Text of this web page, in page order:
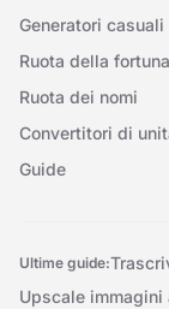
Generatori casuali
Ruota della fortuna
Ruota dei nomi
Convertitori di
Guide
Ultime guide:
Upscale immagini